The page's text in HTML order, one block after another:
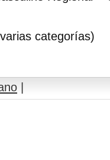
categorías)